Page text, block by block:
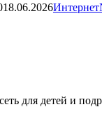
18.06.2026Интернет
для детей и